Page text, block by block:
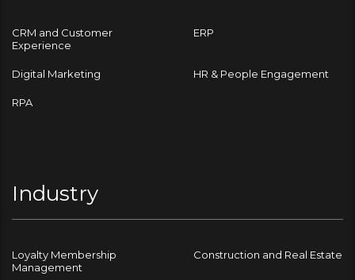
CRM and Customer
Experience
ERP
Digital Marketing HR & People Engagement
RPA
Industry
Loyalty Membership
Management
Construction and Real Estate